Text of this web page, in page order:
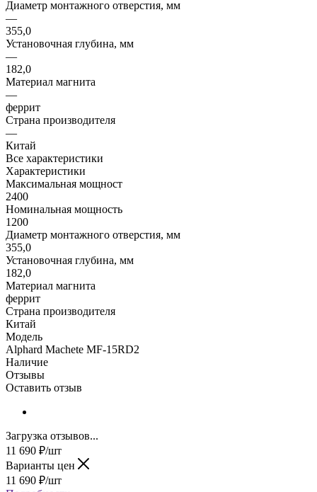
Диаметр монтажного отверстия, мм
—
355,0
Установочная глубина, мм
—
182,0
Материал магнита
—
феррит
Страна производителя
—
Китай
Все характеристики
Характеристики
Максимальная мощност
2400
Номинальная мощность
1200
Диаметр монтажного отверстия, мм
355,0
Установочная глубина, мм
182,0
Материал магнита
феррит
Страна производителя
Китай
Модель
Alphard Machete MF-15RD2
Наличие
Отзывы
Оставить отзыв
Загрузка отзывов...
11 690 ₽/шт
Варианты цен
11 690 ₽/шт